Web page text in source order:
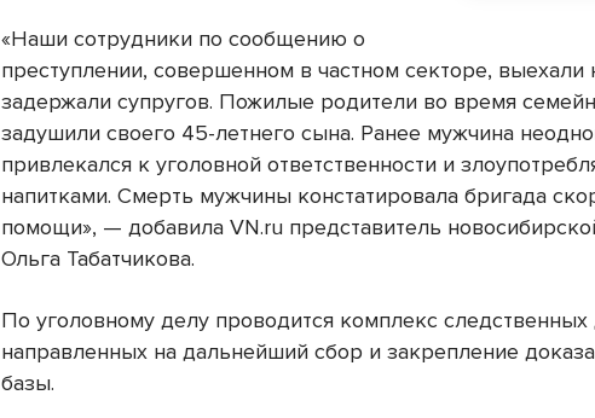
«Наши сотрудники по сообщению о
преступлении, совершенном в частном секторе, выехали
задержали супругов. Пожилые родители во время
задушили своего 45-летнего сына. Ранее мужчина
привлекался к уголовной ответственности и
напитками. Смерть мужчины констатировала бригада
помощи», — добавила VN.ru представитель
Ольга Табатчикова.
По уголовному делу проводится комплекс следственных
направленных на дальнейший сбор и закрепление
базы.